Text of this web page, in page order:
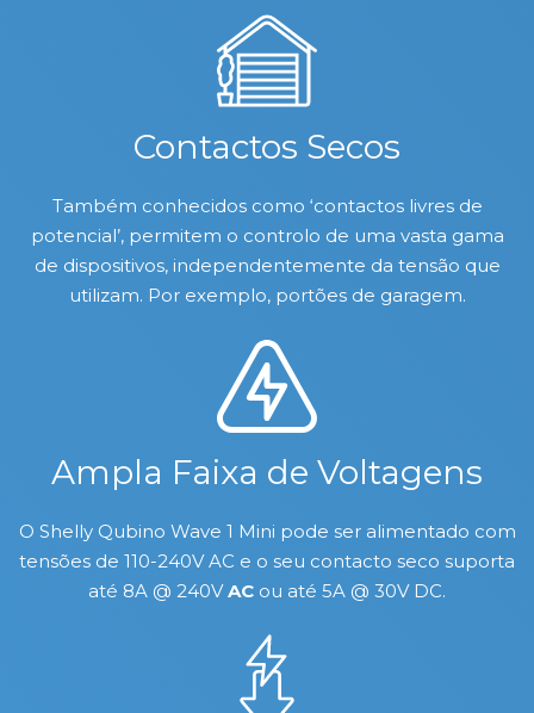
Contactos Secos
Também conhecidos como ‘contactos livres de
potencial’, permitem o controlo de uma vasta gama
de dispositivos, independentemente da tensão que
utilizam. Por exemplo, portões de garagem.
Ampla Faixa de Voltagens
O Shelly Qubino Wave 1 Mini pode ser alimentado com
tensões de 110-240V AC e o seu contacto seco suporta
até 8A @ 240VAC ou até 5A @ 30V DC.